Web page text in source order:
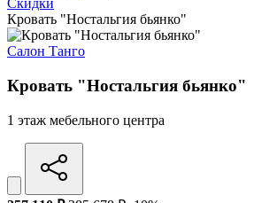
Скидки
Кровать "Ностальгия бьянко"
Салон Танго
Кровать "Ностальгия бьянко"
1 этаж мебельного центра